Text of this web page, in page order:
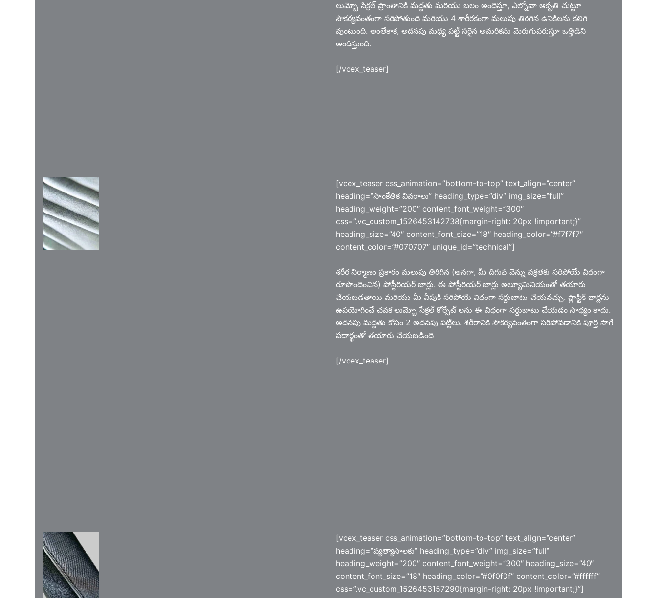
లుమ్బో సేక్రల్ ప్రాంతానికి మద్దతు మరియు బలం అందిస్తూ, ఎల్నోవా ఆకృతి చుట్టూ
సౌకర్యవంతంగా సరిపోతుంది మరియు 4 శారీరకంగా మలుపు తిరిగిన ఉనికిలను కలిగి
వుంటుంది. అంతేకాక, అదనపు మధ్య పట్టీ సరైన అమరికను మెరుగుపరుస్తూ ఒత్తిడిని
అందిస్తుంది.
[/vcex_teaser]
[vcex_teaser css_animation=”bottom-to-top” text_align=”center”
heading=”సాంకేతిక వివరాలు” heading_type=”div” img_size=”full”
heading_weight=”200″ content_font_weight=”300″
css=”.vc_custom_1526453142738{margin-right: 20px !important;}”
heading_size=”40″ content_font_size=”18″ heading_color=”#f7f7f7″
content_color=”#070707″ unique_id=”technical”]
శరీర నిర్మాణం ప్రకారం మలుపు తిరిగిన (అనగా, మీ దిగువ వెన్ను వక్రతకు సరిపోయే విధంగా
రూపొందించిన) పోస్టీరియర్ బార్లు. ఈ పోస్టీరియర్ బార్లు అల్యూమినియంతో తయారు
చేయబడతాయి మరియు మీ వీపుకి సరిపోయే విధంగా సర్దుబాటు చేయవచ్చు. ప్లాస్టిక్ బార్లను
ఉపయోగించే చవక లుమ్బో సేక్రల్ కోర్సేట్ లను ఈ విధంగా సర్దుబాటు చేయడం సాధ్యం కాదు.
అదనపు మద్దతు కోసం 2 అదనపు పట్టీలు. శరీరానికి సౌకర్యవంతంగా సరిపోవడానికి పూర్తి సాగే
పదార్థంతో తయారు చేయబడింది
[/vcex_teaser]
[vcex_teaser css_animation=”bottom-to-top” text_align=”center”
heading=”వ్యత్యాసాలకు” heading_type=”div” img_size=”full”
heading_weight=”200″ content_font_weight=”300″ heading_size=”40″
content_font_size=”18″ heading_color=”#0f0f0f” content_color=”#ffffff”
css=”.vc_custom_1526453157290{margin-right: 20px !important;}”]